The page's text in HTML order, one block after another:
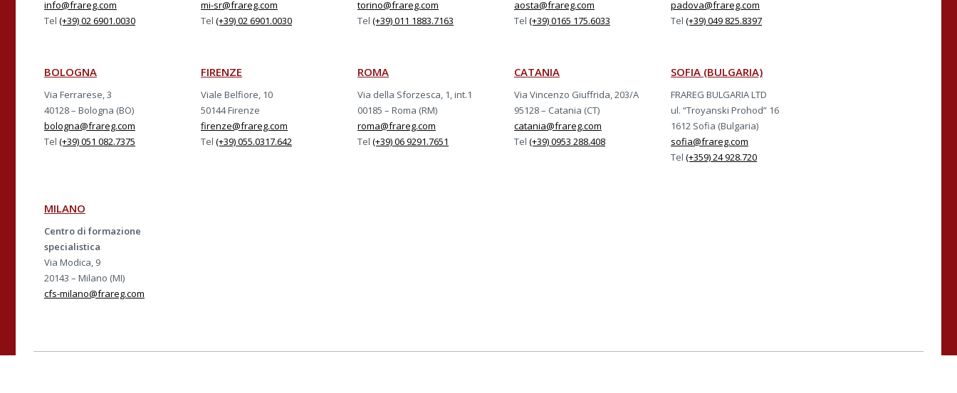
info@frareg.com
Tel (+39) 02 6901.0030
mi-sr@frareg.com
Tel (+39) 02 6901.0030
torino@frareg.com
Tel (+39) 011 1883.7163
aosta@frareg.com
Tel (+39) 0165 175.6033
padova@frareg.com
Tel (+39) 049 825.8397
BOLOGNA
Via Ferrarese, 3
40128 – Bologna (BO)
bologna@frareg.com
Tel (+39) 051 082.7375
FIRENZE
Viale Belfiore, 10
50144 Firenze
firenze@frareg.com
Tel (+39) 055.0317.642
ROMA
Via della Sforzesca, 1, int.1
00185 – Roma (RM)
roma@frareg.com
Tel (+39) 06 9291.7651
CATANIA
Via Vincenzo Giuffrida, 203/A
95128 – Catania (CT)
catania@frareg.com
Tel (+39) 0953 288.408
SOFIA (BULGARIA)
FRAREG BULGARIA LTD
ul. “Troyanski Prohod” 16
1612 Sofia (Bulgaria)
sofia@frareg.com
Tel (+359) 24 928.720
MILANO
Centro di formazione
specialistica
Via Modica, 9
20143 – Milano (MI)
cfs-milano@frareg.com